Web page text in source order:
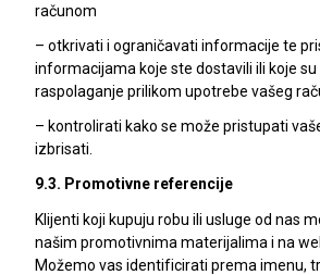
računom
– otkrivati i ograničavati informacije te
informacijama koje ste dostavili ili koje
raspolaganje prilikom upotrebe vašeg
– kontrolirati kako se može pristupati
izbrisati.
9.3. Promotivne referencije
Klijenti koji kupuju robu ili usluge od nas
našim promotivnima materijalima i na
Možemo vas identificirati prema imenu,